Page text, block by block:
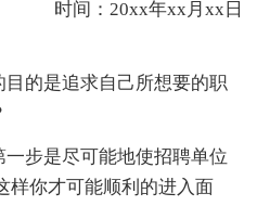
时间：20xx年xx月xx日
的是追求自己所想要的职
步是尽可能地使招聘单位
样你才可能顺利的进入面